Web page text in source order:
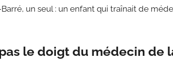
un seul : un enfant qui traînait de
le doigt du médecin de